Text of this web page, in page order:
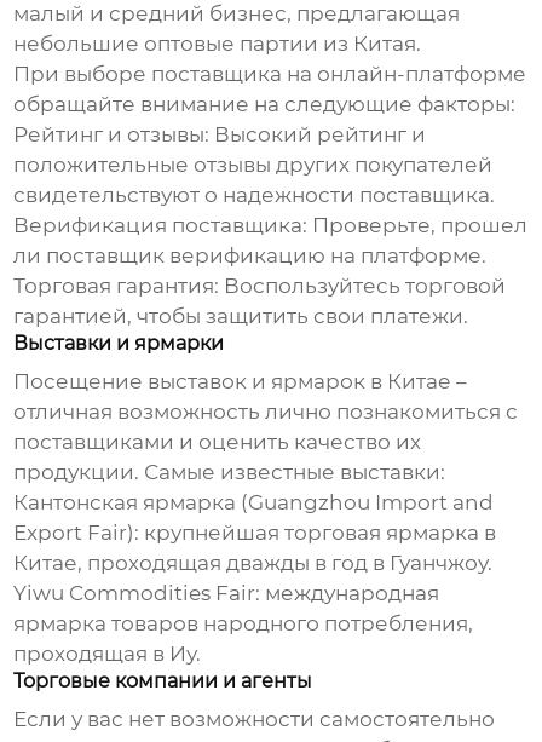
малый и средний бизнес, предлагающая
небольшие оптовые партии из Китая.
При выборе поставщика на онлайн-платформе
обращайте внимание на следующие факторы:
Рейтинг и отзывы: Высокий рейтинг и
положительные отзывы других покупателей
свидетельствуют о надежности поставщика.
Верификация поставщика: Проверьте, прошел
ли поставщик верификацию на платформе.
Торговая гарантия: Воспользуйтесь торговой
гарантией, чтобы защитить свои платежи.
Выставки и ярмарки
Посещение выставок и ярмарок в Китае –
отличная возможность лично познакомиться с
поставщиками и оценить качество их
продукции. Самые известные выставки:
Кантонская ярмарка (Guangzhou Import and
Export Fair): крупнейшая торговая ярмарка в
Китае, проходящая дважды в год в Гуанчжоу.
Yiwu Commodities Fair: международная
ярмарка товаров народного потребления,
проходящая в Иу.
Торговые компании и агенты
Если у вас нет возможности самостоятельно